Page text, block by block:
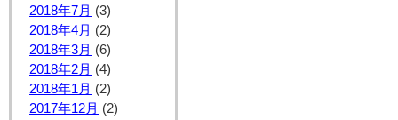
2018年7月 (3)
2018年4月 (2)
2018年3月 (6)
2018年2月 (4)
2018年1月 (2)
2017年12月 (2)